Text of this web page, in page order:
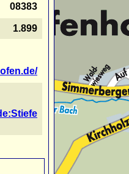
08383
1.899